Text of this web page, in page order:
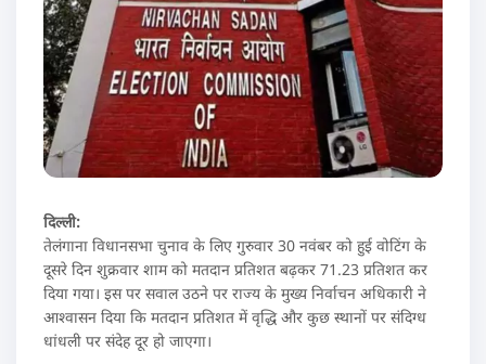
दिल्ली:
तेलंगाना विधानसभा चुनाव के लिए गुरुवार 30 नवंबर को हुई वोटिंग के
दूसरे दिन शुक्रवार शाम को मतदान प्रतिशत बढ़कर 71.23 प्रतिशत कर
दिया गया। इस पर सवाल उठने पर राज्य के मुख्य निर्वाचन अधिकारी ने
आश्वासन दिया कि मतदान प्रतिशत में वृद्धि और कुछ स्थानों पर संदिग्ध
धांधली पर संदेह दूर हो जाएगा।